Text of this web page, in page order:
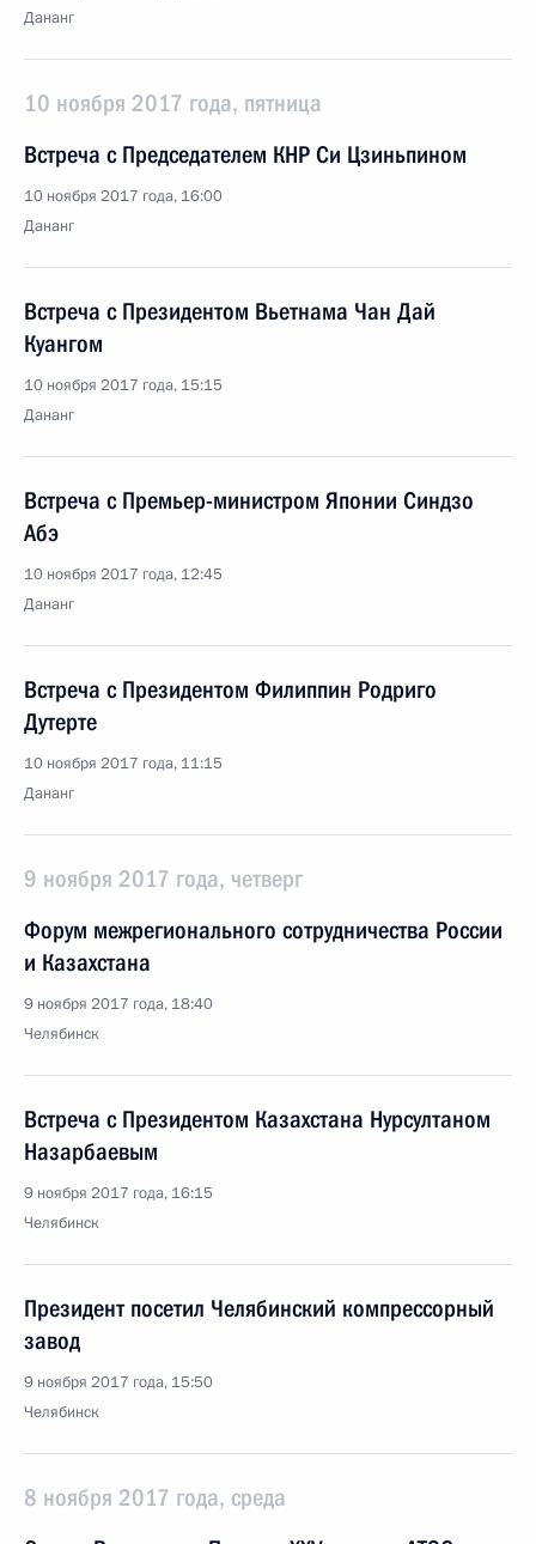
Дананг
10 ноября 2017 года, пятница
Встреча с Председателем КНР Си Цзиньпином
10 ноября 2017 года, 16:00
Дананг
Встреча с Президентом Вьетнама Чан Дай
Куангом
10 ноября 2017 года, 15:15
Дананг
Встреча с Премьер-министром Японии Синдзо
Абэ
10 ноября 2017 года, 12:45
Дананг
Встреча с Президентом Филиппин Родриго
Дутерте
10 ноября 2017 года, 11:15
Дананг
9 ноября 2017 года, четверг
Форум межрегионального сотрудничества России
и Казахстана
9 ноября 2017 года, 18:40
Челябинск
Встреча с Президентом Казахстана Нурсултаном
Назарбаевым
9 ноября 2017 года, 16:15
Челябинск
Президент посетил Челябинский компрессорный
завод
9 ноября 2017 года, 15:50
Челябинск
8 ноября 2017 года, среда